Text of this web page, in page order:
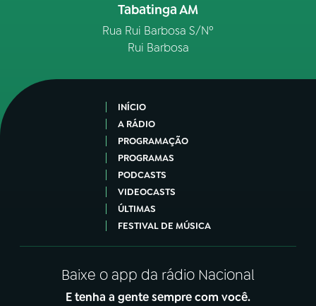
Tabatinga AM
Rua Rui Barbosa S/Nº
Rui Barbosa
INÍCIO
A RÁDIO
PROGRAMAÇÃO
PROGRAMAS
PODCASTS
VIDEOCASTS
ÚLTIMAS
FESTIVAL DE MÚSICA
Baixe o app da rádio Nacional
E tenha a gente sempre com você.